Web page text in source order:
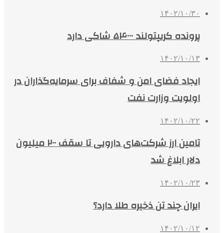
۱۴۰۲/۱۰/۳۰
پرونده کریپتولند ۵۴۰۰۰ شاکی دارد
۱۴۰۲/۱۰/۱۳
ایجاد فضای امن و شفاف برای سرمایه‌گذاران در
اولویت وزارت نفت
۱۴۰۲/۱۰/۲۲
تامین ارز شرکت‌های دارویی تا سقف ۲۰۰ میلیون
دلار ابلاغ شد
۱۴۰۲/۱۰/۲۳
ایران چند تن ذخیره طلا دارد؟
۱۴۰۲/۱۰/۱۲